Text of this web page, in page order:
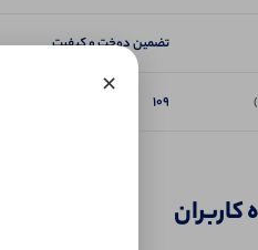
تضمین دوخت و کیفیت
109
کاربران
×